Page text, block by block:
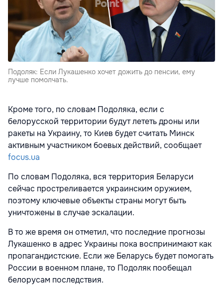
Подоляк: Если Лукашенко хочет дожить до пенсии, ему
лучше помолчать.
Кроме того, по словам Подоляка, если с
белорусской территории будут лететь дроны или
ракеты на Украину, то Киев будет считать Минск
активным участником боевых действий, сообщает
focus.ua
По словам Подоляка, вся территория Беларуси
сейчас простреливается украинским оружием,
поэтому ключевые объекты страны могут быть
уничтожены в случае эскалации.
В то же время он отметил, что последние прогнозы
Лукашенко в адрес Украины пока воспринимают как
пропагандистские. Если же Беларусь будет помогать
России в военном плане, то Подоляк пообещал
белорусам последствия.